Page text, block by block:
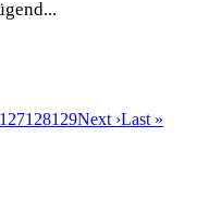
127128129Next ›Last »